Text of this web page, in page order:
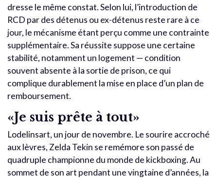
dresse le même constat. Selon lui, l’introduction de
RCD par des détenus ou ex-détenus reste rare à ce
jour, le mécanisme étant perçu comme une contrainte
supplémentaire. Sa réussite suppose une certaine
stabilité, notamment un logement — condition
souvent absente à la sortie de prison, ce qui
complique durablement la mise en place d’un plan de
remboursement.
«Je suis prête à tout»
Lodelinsart, un jour de novembre. Le sourire accroché
aux lèvres, Zelda Tekin se remémore son passé de
quadruple championne du monde de kickboxing. Au
sommet de son art pendant une vingtaine d’années, la